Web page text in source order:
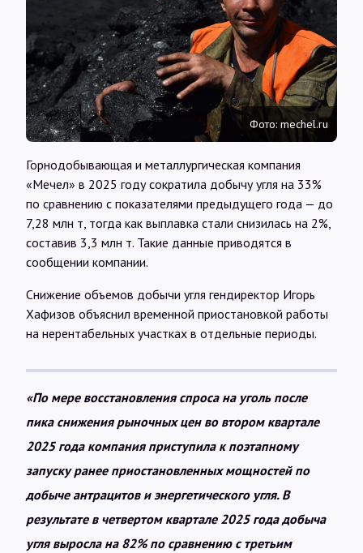
Интервью
Карты
@Infotek_Russia
Фото: mechel.ru
Горнодобывающая и металлургическая компания
«Мечел» в 2025 году сократила добычу угля на 33%
по сравнению с показателями предыдущего года — до
7,28 млн т, тогда как выплавка стали снизилась на 2%,
составив 3,3 млн т. Такие данные приводятся в
сообщении компании.
Снижение объемов добычи угля гендиректор Игорь
Хафизов объяснил временной приостановкой работы
на нерентабельных участках в отдельные периоды.
«По мере восстановления спроса на уголь после
пика снижения рыночных цен во втором квартале
2025 года компания приступила к поэтапному
запуску ранее приостановленных мощностей по
добыче антрацитов и энергетического угля. В
результате в четвертом квартале 2025 года добыча
угля выросла на 82% по сравнению с третьим